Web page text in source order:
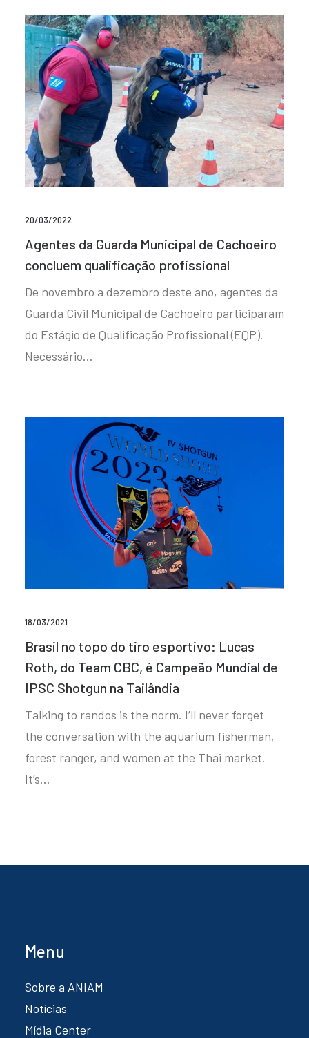
20/03/2022
Agentes da Guarda Municipal de Cachoeiro
concluem qualificação profissional
De novembro a dezembro deste ano, agentes da
Guarda Civil Municipal de Cachoeiro participaram
do Estágio de Qualificação Profissional (EQP).
Necessário…
18/03/2021
Brasil no topo do tiro esportivo: Lucas
Roth, do Team CBC, é Campeão Mundial de
IPSC Shotgun na Tailândia
Talking to randos is the norm. I’ll never forget
the conversation with the aquarium fisherman,
forest ranger, and women at the Thai market.
It’s…
Menu
Sobre a ANIAM
Notícias
Mídia Center